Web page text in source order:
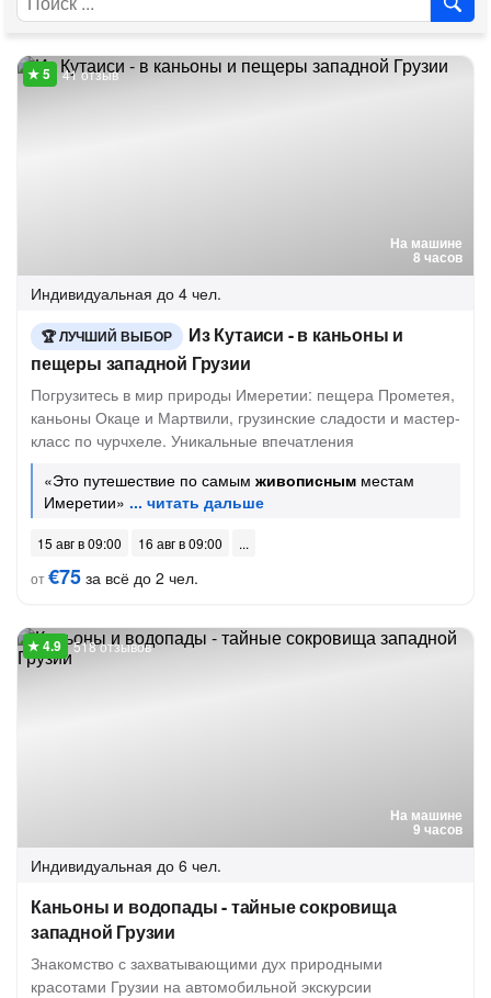
На машине
8 часов
41 отзыв
Индивидуальная до 4 чел.
ЛУЧШИЙ ВЫБОР
Из Кутаиси - в каньоны и
пещеры западной Грузии
Погрузитесь в мир природы Имеретии: пещера Прометея,
каньоны Окаце и Мартвили, грузинские сладости и мастер-
класс по чурчхеле. Уникальные впечатления
«Это путешествие по самым живописным местам
Имеретии»
15 авг в 09:00
16 авг в 09:00
от€75 за всё до 2 чел.
На машине
9 часов
518 отзывов
Индивидуальная до 6 чел.
Каньоны и водопады - тайные сокровища
западной Грузии
Знакомство с захватывающими дух природными
красотами Грузии на автомобильной экскурсии